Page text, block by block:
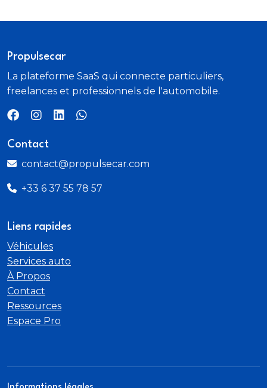
Propulsecar
La plateforme SaaS qui connecte particuliers,
freelances et professionnels de l'automobile.
Contact
contact@propulsecar.com
+33 6 37 55 78 57
Liens rapides
Véhicules
Services auto
À Propos
Contact
Ressources
Espace Pro